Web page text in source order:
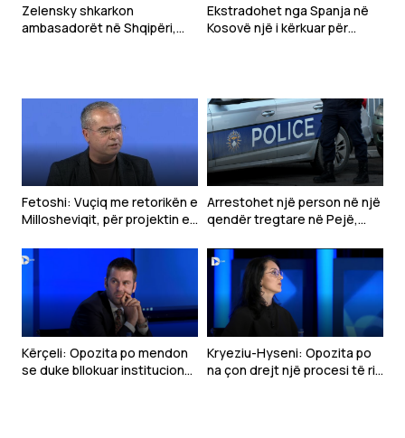
Zelensky shkarkon
ambasadorët në Shqipëri,
Ekstradohet nga Spanja në
Kosovë një i kërkuar për
Fetoshi: Vuçiq me retorikën e
Millosheviqit, për projektin e
Arrestohet një person në një
qendër tregtare në Pejë,
qytetarët
Kërçeli: Opozita po mendon
se duke bllokuar institucionet
Kryeziu-Hyseni: Opozita po
na çon drejt një procesi të ri